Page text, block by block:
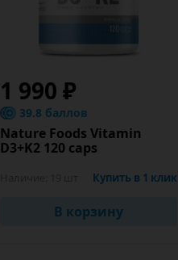
1 990 ₽
39.8 баллов
Nature Foods Vitamin
D3+K2 120 caps
Купить в 1 клик
В корзину